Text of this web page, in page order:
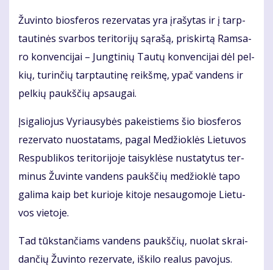
Žu­vin­to bios­fe­ros re­zer­va­tas yra įra­šy­tas ir į tarp­
tau­ti­nės svar­bos te­ri­to­ri­jų są­ra­šą, pri­skir­tą Ram­sa­
ro kon­ven­ci­jai – Jung­ti­nių Tau­tų kon­ven­ci­jai dėl pel­
kių, tu­rin­čių tarp­tau­ti­nę reikš­mę, ypač van­dens ir
pel­kių paukš­čių ap­sau­gai.
Įsi­ga­lio­jus Vy­riau­sy­bės pa­keis­tiems šio bios­fe­ros
re­zer­va­to nuo­sta­tams, pa­gal Me­džiok­lės Lie­tu­vos
Res­pub­li­kos te­ri­to­ri­jo­je tai­syk­lė­se nu­sta­ty­tus ter­
mi­nus Žu­vin­te van­dens paukš­čių me­džiok­lė ta­po
ga­li­ma kaip bet ku­rio­je ki­to­je ne­sau­go­mo­je Lie­tu­
vos vie­to­je.
Tad tūks­tan­čiams van­dens paukš­čių, nuo­lat skrai­
dan­čių Žu­vin­to re­zer­va­te, iš­ki­lo re­a­lus pa­vo­jus.